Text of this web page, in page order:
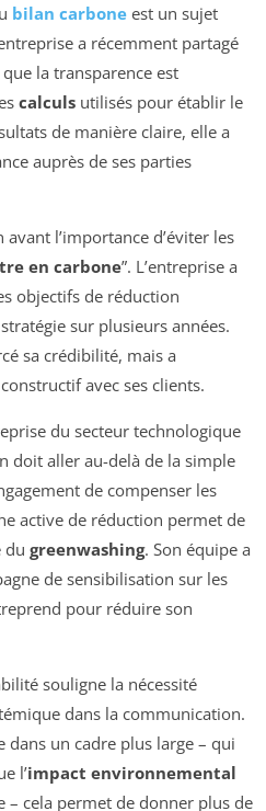
bilan carbone est un sujet
a récemment partagé
la transparence est
calculs utilisés pour établir le
de manière claire, elle a
auprès de ses parties
l’importance d’éviter les
en carbone”. L’entreprise a
objectifs de réduction
sur plusieurs années.
sa crédibilité, mais a
avec ses clients.
du secteur technologique
doit aller au-delà de la simple
de compenser les
active de réduction permet de
du greenwashing. Son équipe a
de sensibilisation sur les
pour réduire son
souligne la nécessité
dans la communication.
dans un cadre plus large – qui
l’impact environnemental
cela permet de donner plus de